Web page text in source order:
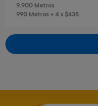
9.900 Metros
990 Metros + 4 x $435